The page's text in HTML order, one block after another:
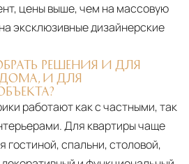
цены выше, чем на массовую
эксклюзивные дизайнерские
РЕШЕНИЯ И ДЛЯ
И ДЛЯ
работают как с частными, так
Для квартиры чаще
гостиной, спальни, столовой,